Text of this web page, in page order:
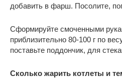
добавить в фарш. Посолите,
Сформируйте смоченными
приблизительно 80-100 г по
поставьте поддончик, для
Сколько жарить котлеты и